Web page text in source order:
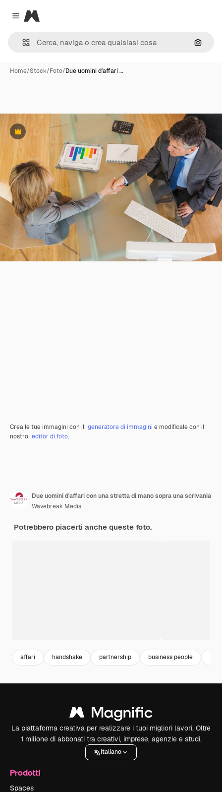
Close menu
Magnific
Cerca
Home/Stock/Foto/Due uomini d'affari …
Premium
Crea le tue immagini con il generatore di immagini e modificale con il
nostro editor di foto.
Due uomini d'affari con una stretta di mano sopra una scrivania
Wavebreak Media
Potrebbero piacerti anche queste foto.
affari handshake partnership business people
La piattaforma creativa per realizzare i tuoi migliori lavori. Oltre
1 milione di abbonati tra creativi, imprese, agenzie e studi.
Italiano
Prodotti
Spaces